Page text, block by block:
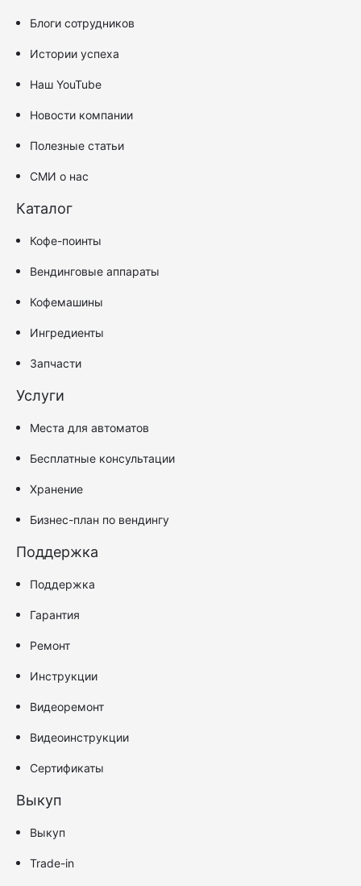
Блоги сотрудников
Истории успеха
Наш YouTube
Новости компании
Полезные статьи
СМИ о нас
Каталог
Кофе-поинты
Вендинговые аппараты
Кофемашины
Ингредиенты
Запчасти
Услуги
Места для автоматов
Бесплатные консультации
Хранение
Бизнес-план по вендингу
Поддержка
Поддержка
Гарантия
Ремонт
Инструкции
Видеоремонт
Видеоинструкции
Сертификаты
Выкуп
Выкуп
Trade-in